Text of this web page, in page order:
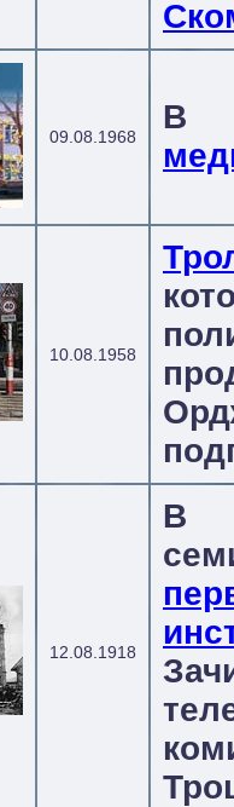
09.08.1968
В
10.08.1958
12.08.1918
В